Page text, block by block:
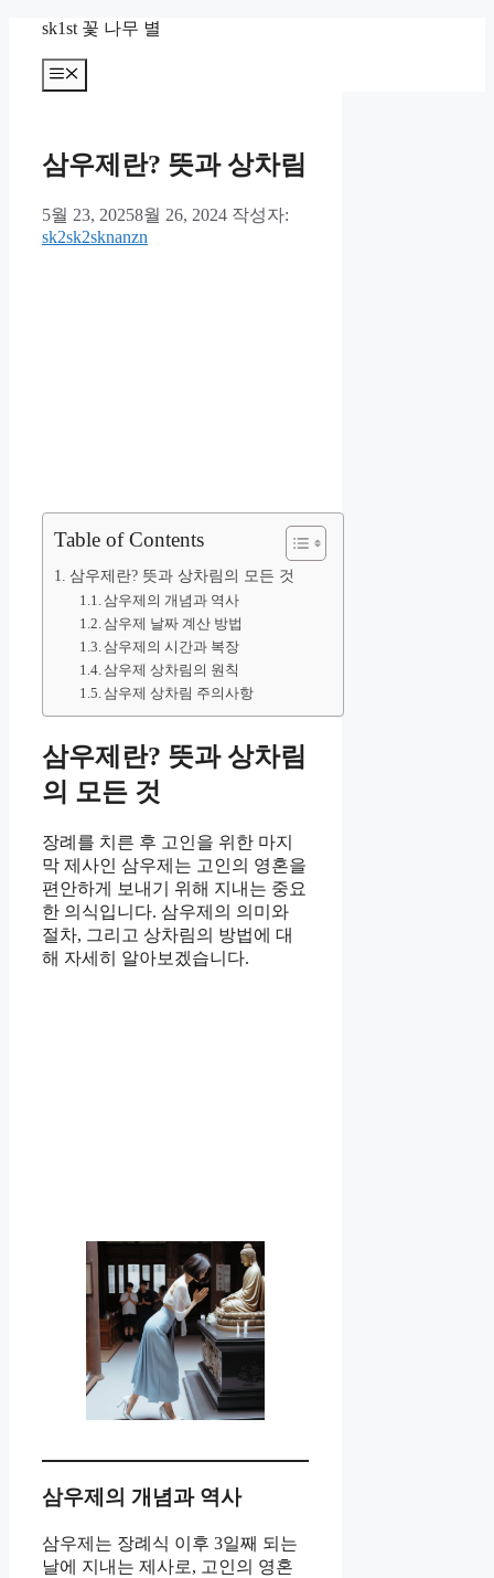
sk1st 꽃 나무 별
메
뉴
삼우제란? 뜻과 상차림
5월 23, 20258월 26, 2024 작성자:
sk2sk2sknanzn
Table of Contents
삼우제란? 뜻과 상차림의 모든 것
삼우제의 개념과 역사
삼우제 날짜 계산 방법
삼우제의 시간과 복장
삼우제 상차림의 원칙
삼우제 상차림 주의사항
삼우제란? 뜻과 상차림
의 모든 것
장례를 치른 후 고인을 위한 마지
막 제사인 삼우제는 고인의 영혼을
편안하게 보내기 위해 지내는 중요
한 의식입니다. 삼우제의 의미와
절차, 그리고 상차림의 방법에 대
해 자세히 알아보겠습니다.
삼우제의 개념과 역사
삼우제는 장례식 이후 3일째 되는
날에 지내는 제사로, 고인의 영혼